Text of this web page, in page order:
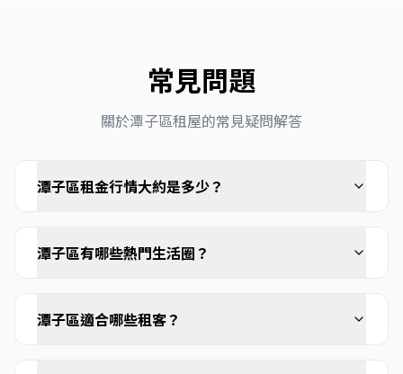
常見問題
關於潭子區租屋的常見疑問解答
潭子區租金行情大約是多少？
潭子區有哪些熱門生活圈？
潭子區適合哪些租客？